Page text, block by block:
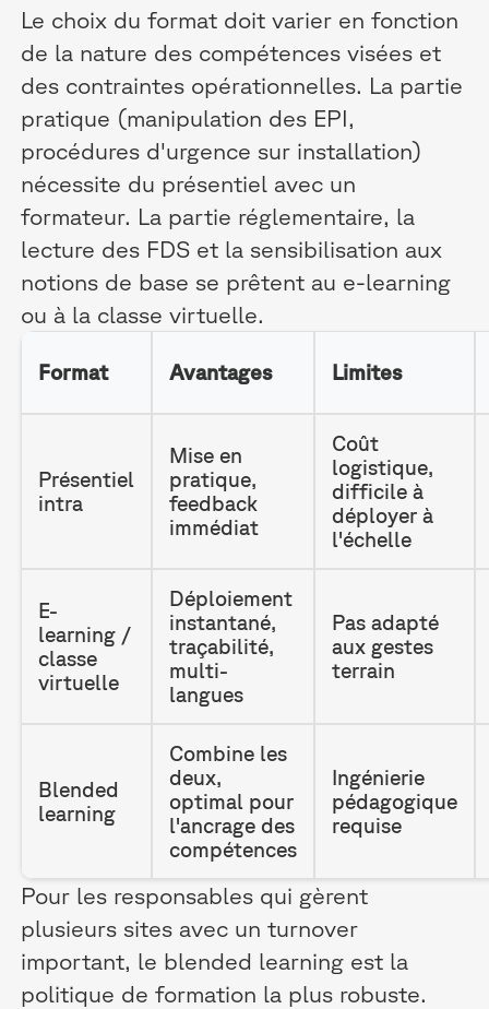
Le choix du format doit varier en fonction
de la nature des compétences visées et
des contraintes opérationnelles. La partie
pratique (manipulation des EPI,
procédures d'urgence sur installation)
nécessite du présentiel avec un
formateur. La partie réglementaire, la
lecture des FDS et la sensibilisation aux
notions de base se prêtent au e-learning
ou à la classe virtuelle.
Format Avantages Limites
Présentiel
intra
Mise en
pratique,
feedback
immédiat
Coût
logistique,
difficile à
déployer à
l'échelle
E-
learning /
classe
virtuelle
Déploiement
instantané,
traçabilité,
multi-
langues
Pas adapté
aux gestes
terrain
Blended
learning
Combine les
deux,
optimal pour
l'ancrage des
compétences
Ingénierie
pédagogique
requise
Pour les responsables qui gèrent
plusieurs sites avec un turnover
important, le blended learning est la
politique de formation la plus robuste.